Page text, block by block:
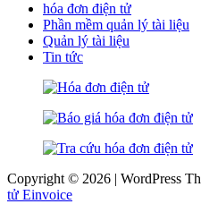
hóa đơn điện tử
Phần mềm quản lý tài liệu
Quản lý tài liệu
Tin tức
Copyright © 2026 | WordPress
tử Einvoice